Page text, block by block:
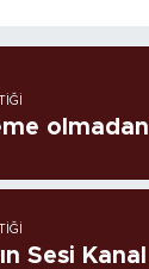
Sesi